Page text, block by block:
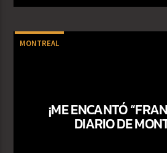
MONTREAL
¡ME ENCANTÓ
DIARIO DE